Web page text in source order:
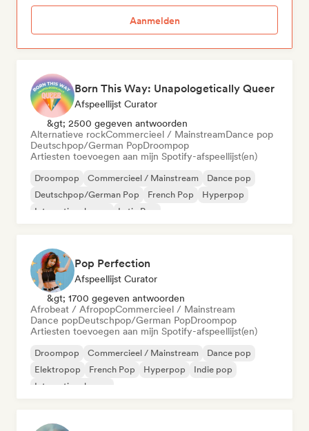
Aanmelden
Born This Way: Unapologetically Queer
Afspeellijst Curator
&gt; 2500 gegeven antwoorden
Alternatieve rockCommercieel / MainstreamDance pop
Deutschpop/German PopDroompop
Artiesten toevoegen aan mijn Spotify-afspeellijst(en)
Droompop Commercieel / Mainstream
Dance pop
Deutschpop/German Pop
French Pop
Hyperpop
Internationale pop
Latin Pop
Pop Perfection
Afspeellijst Curator
&gt; 1700 gegeven antwoorden
Afrobeat / AfropopCommercieel / Mainstream
Dance popDeutschpop/German PopDroompop
Artiesten toevoegen aan mijn Spotify-afspeellijst(en)
Droompop Commercieel / Mainstream
Dance pop
Elektropop
French Pop Hyperpop
Indie pop
Internationale pop